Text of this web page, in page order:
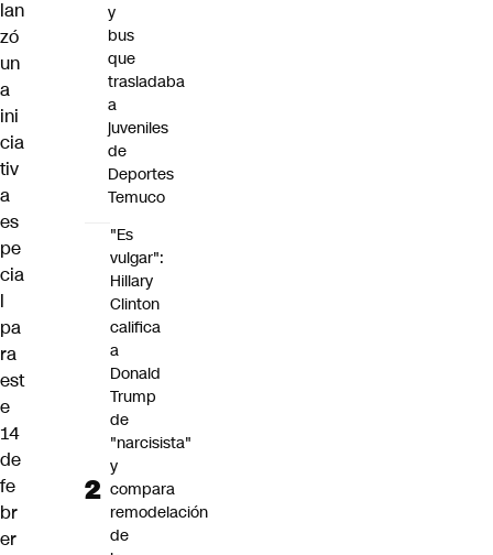
lan
zó
un
a
ini
cia
tiv
a
es
pe
cia
l
pa
ra
est
e
14
de
fe
br
er
y
bus
que
trasladaba
a
juveniles
de
Deportes
Temuco
"Es
vulgar":
Hillary
Clinton
califica
a
Donald
Trump
de
"narcisista"
y
compara
remodelación
de